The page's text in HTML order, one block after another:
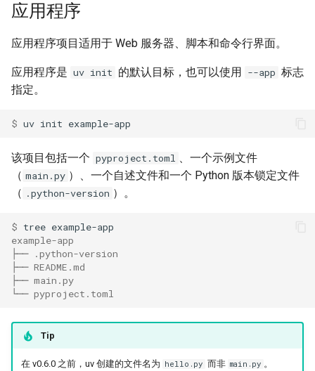
依赖机器人
AWS Lambda 集成
应用程序
应用程序项目适用于 Web 服务器、脚本和命令行界面。
应用程序是 uv init 的默认目标，也可以使用 --app 标志
指定。
$ uv init
该项目包括一个 pyproject.toml 、一个示例文件
（ main.py ）、一个自述文件和一个 Python 版本锁定文件
（ .python-version ）。
$ tree
example-app
├── .python-version
├── README.md
├── main.py
└── pyproject.toml
Tip
在 v0.6.0 之前，uv 创建的文件名为 hello.py 而非 main.py 。